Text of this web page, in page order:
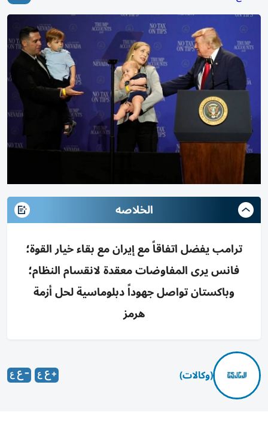
الخلاصه
ترامب يفضل اتفاقاً مع إيران مع بقاء خيار القوة؛
فانس يرى المفاوضات معقدة لانقسام النظام؛
وباكستان تواصل جهوداً دبلوماسية لحل أزمة
هرمز
(وكالات)